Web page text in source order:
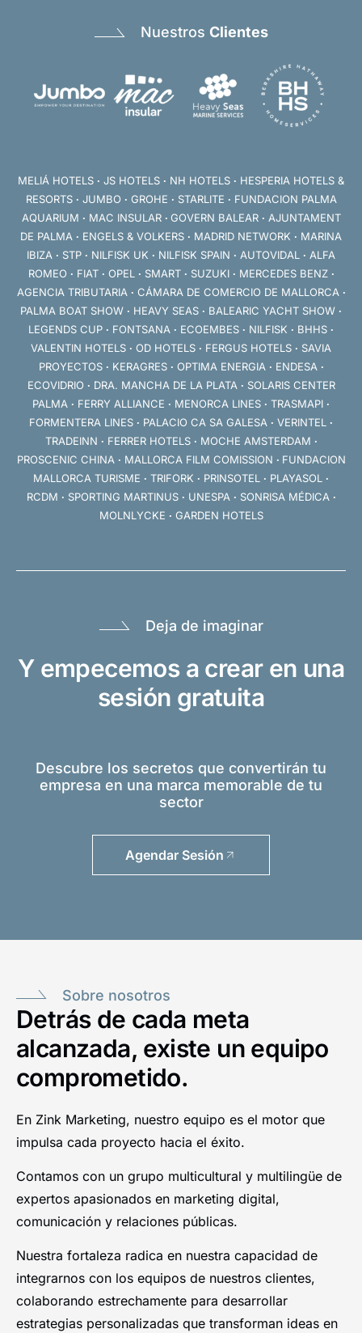
Nuestros Clientes
MELIÁ HOTELS ∙ JS HOTELS ∙ NH HOTELS ∙ HESPERIA HOTELS &
RESORTS ∙ JUMBO ∙ GROHE ∙ STARLITE ∙ FUNDACION PALMA
AQUARIUM ∙ MAC INSULAR ∙ GOVERN BALEAR ∙ AJUNTAMENT
DE PALMA ∙ ENGELS & VOLKERS ∙ MADRID NETWORK ∙ MARINA
IBIZA ∙ STP ∙ NILFISK UK ∙ NILFISK SPAIN ∙ AUTOVIDAL ∙ ALFA
ROMEO ∙ FIAT ∙ OPEL ∙ SMART ∙ SUZUKI ∙ MERCEDES BENZ ∙
AGENCIA TRIBUTARIA ∙ CÁMARA DE COMERCIO DE MALLORCA ∙
PALMA BOAT SHOW ∙ HEAVY SEAS ∙ BALEARIC YACHT SHOW ∙
LEGENDS CUP ∙ FONTSANA ∙ ECOEMBES ∙ NILFISK ∙ BHHS ∙
VALENTIN HOTELS ∙ OD HOTELS ∙ FERGUS HOTELS ∙ SAVIA
PROYECTOS ∙ KERAGRES ∙ OPTIMA ENERGIA ∙ ENDESA ∙
ECOVIDRIO ∙ DRA. MANCHA DE LA PLATA ∙ SOLARIS CENTER
PALMA ∙ FERRY ALLIANCE ∙ MENORCA LINES ∙ TRASMAPI ∙
FORMENTERA LINES ∙ PALACIO CA SA GALESA ∙ VERINTEL ∙
TRADEINN ∙ FERRER HOTELS ∙ MOCHE AMSTERDAM ∙
PROSCENIC CHINA ∙ MALLORCA FILM COMISSION ∙ FUNDACION
MALLORCA TURISME ∙ TRIFORK ∙ PRINSOTEL ∙ PLAYASOL ∙
RCDM ∙ SPORTING MARTINUS ∙ UNESPA ∙ SONRISA MÉDICA ∙
MOLNLYCKE ∙ GARDEN HOTELS
Deja de imaginar
Y empecemos a crear en una
sesión gratuita
Descubre los secretos que convertirán tu
empresa en una marca memorable de tu
sector
Agendar Sesión
Sobre nosotros
Detrás de cada meta
alcanzada, existe un equipo
comprometido.
En Zink Marketing, nuestro equipo es el motor que
impulsa cada proyecto hacia el éxito.
Contamos con un grupo multicultural y multilingüe de
expertos apasionados en marketing digital,
comunicación y relaciones públicas.
Nuestra fortaleza radica en nuestra capacidad de
integrarnos con los equipos de nuestros clientes,
colaborando estrechamente para desarrollar
estrategias personalizadas que transforman ideas en